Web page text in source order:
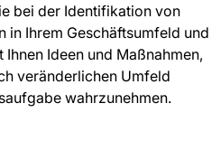
bei der Identifikation von
in Ihrem Geschäftsumfeld und
Ideen und Maßnahmen,
veränderlichen Umfeld
wahrzunehmen.